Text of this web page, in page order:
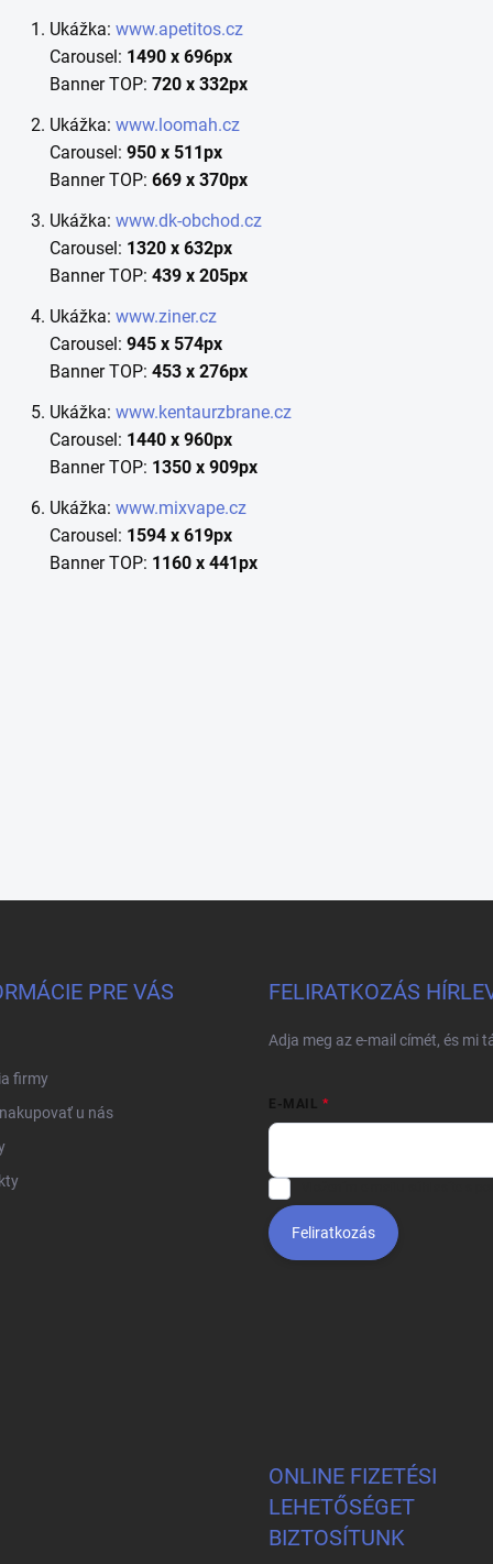
Ukážka: www.apetitos.cz
Carousel: 1490 x 696px
Banner TOP: 720 x 332px
Ukážka: www.loomah.cz
Carousel: 950 x 511px
Banner TOP: 669 x 370px
Ukážka: www.dk-obchod.cz
Carousel: 1320 x 632px
Banner TOP: 439 x 205px
Ukážka: www.ziner.cz
Carousel: 945 x 574px
Banner TOP: 453 x 276px
Ukážka: www.kentaurzbrane.cz
Carousel: 1440 x 960px
Banner TOP: 1350 x 909px
Ukážka: www.mixvape.cz
Carousel: 1594 x 619px
Banner TOP: 1160 x 441px
PRE VÁS
firmy
u nás
FELIRATKOZÁS
Adja meg az e-mail címét, és mi
E-MAIL
Feliratkozás
ONLINE FIZETÉSI
LEHETŐSÉGET
BIZTOSÍTUNK